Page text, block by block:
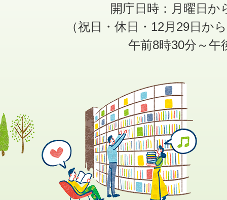
開庁日時：月曜日か
（祝日・休日・12月29日か
午前8時30分～午